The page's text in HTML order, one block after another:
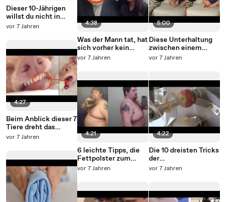
Dieser 10-Jährigen
willst du nicht in
einer dunklen Gasse
vor 7 Jahren
4:27
Beim Anblick dieser 7
Tiere dreht das
Internet durch.
vor 7 Jahren
4:38
Was der Mann tat, hat
sich vorher kein
Deutscher getra...
vor 7 Jahren
4:21
6 leichte Tipps, die
Fettpolster zum
schmelzen bringen.
vor 7 Jahren
5:00
Diese Unterhaltung
zwischen einem
Vater und seinem
vor 7 Jahren
4:22
Die 10 dreisten Tricks
der
Lebensmittelindustri
vor 7 Jahren